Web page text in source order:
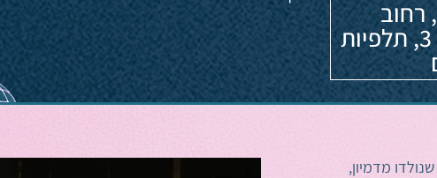
רחוב
הפרסה 3, תלפיות
מדמיון,